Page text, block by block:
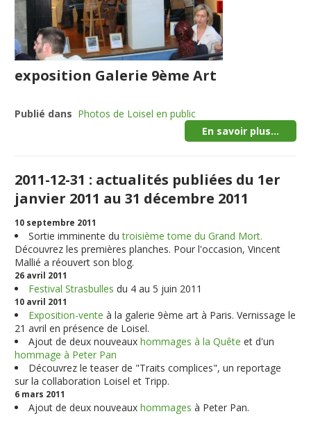
exposition Galerie 9ème Art
Publié dans Photos de Loisel en public
En savoir plus...
2011-12-31 : actualités publiées du 1er
janvier 2011 au 31 décembre 2011
10 septembre 2011
Sortie imminente du troisième tome du Grand Mort.
Découvrez les premières planches. Pour l'occasion, Vincent
Mallié a réouvert son blog.
26 avril 2011
Festival Strasbullesdu 4 au 5 juin 2011
10 avril 2011
Exposition-vente à la galerie 9ème art à Paris. Vernissage le
21 avril en présence de Loisel.
Ajout de deux nouveauxhommages à la Quête et d'un
hommage à Peter Pan
Découvrez le teaser de "Traits complices", un reportage
sur la collaboration Loisel et Tripp.
6 mars 2011
Ajout de deux nouveauxhommages à Peter Pan.